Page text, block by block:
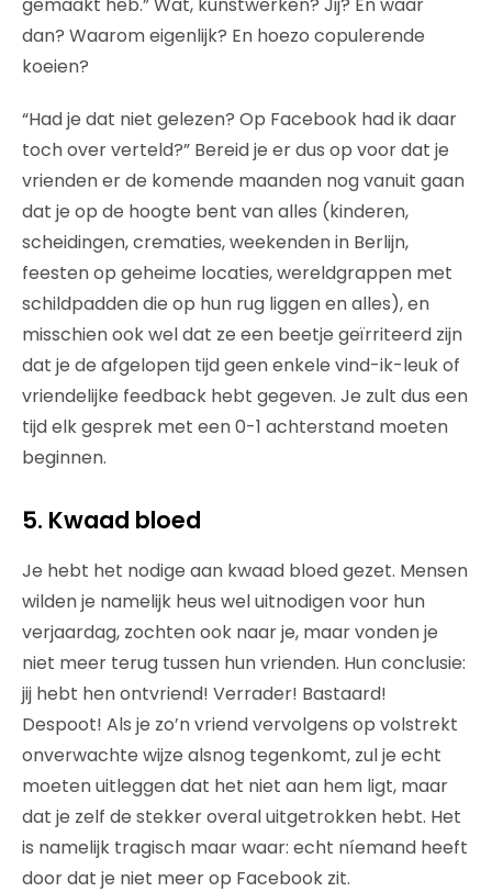
dan? Waarom eigenlijk? En hoezo copulerende
koeien?
“Had je dat niet gelezen? Op Facebook had ik daar
toch over verteld?” Bereid je er dus op voor dat je
vrienden er de komende maanden nog vanuit gaan
dat je op de hoogte bent van alles (kinderen,
scheidingen, crematies, weekenden in Berlijn,
feesten op geheime locaties, wereldgrappen met
schildpadden die op hun rug liggen en alles), en
misschien ook wel dat ze een beetje geïrriteerd zijn
dat je de afgelopen tijd geen enkele vind-ik-leuk of
vriendelijke feedback hebt gegeven. Je zult dus een
tijd elk gesprek met een 0-1 achterstand moeten
beginnen.
5. Kwaad bloed
Je hebt het nodige aan kwaad bloed gezet. Mensen
wilden je namelijk heus wel uitnodigen voor hun
verjaardag, zochten ook naar je, maar vonden je
niet meer terug tussen hun vrienden. Hun conclusie:
jij hebt hen ontvriend! Verrader! Bastaard!
Despoot! Als je zo’n vriend vervolgens op volstrekt
onverwachte wijze alsnog tegenkomt, zul je echt
moeten uitleggen dat het niet aan hem ligt, maar
dat je zelf de stekker overal uitgetrokken hebt. Het
is namelijk tragisch maar waar: echt níemand heeft
door dat je niet meer op Facebook zit.